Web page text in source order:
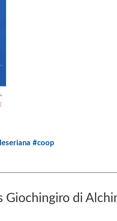
#coop
Giochingiro di